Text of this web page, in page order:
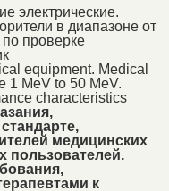
электрические.
в диапазоне от
проверке
equipment. Medical
1 MeV to 50 MeV.
characteristics
медицинских
пользователей.
к